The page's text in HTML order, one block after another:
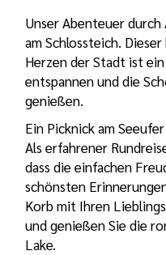
Unser Abenteuer
am Schlossteich.
Herzen der Stadt ist
entspannen und die
genießen.
Ein Picknick am
Als erfahrener
dass die einfachen
schönsten
Korb mit Ihren
und genießen Sie die
Lake.